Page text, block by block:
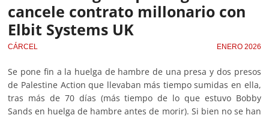
cancele contrato millonario con
Elbit Systems UK
CÁRCEL ENERO 2026
Se pone fin a la huelga de hambre de una presa y dos presos
de Palestine Action que llevaban más tiempo sumidas en ella,
tras más de 70 días (más tiempo de lo que estuvo Bobby
Sands en huelga de hambre antes de morir). Si bien no se han